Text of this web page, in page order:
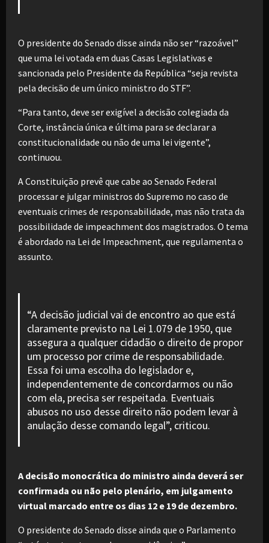
O presidente do Senado disse ainda não ser “razoável”
que uma lei votada em duas Casas Legislativas e
sancionada pelo Presidente da República “seja revista
pela decisão de um único ministro do STF”.
“Para tanto, deve ser exigível a decisão colegiada da
Corte, instância única e última para se declarar a
constitucionalidade ou não de uma lei vigente”,
continuou.
A Constituição prevê que cabe ao Senado Federal
processar e julgar ministros do Supremo no caso de
eventuais crimes de responsabilidade, mas não trata da
possibilidade de impeachment dos magistrados. O tema
é abordado na Lei de Impeachment, que regulamenta o
assunto.
“A decisão judicial vai de encontro ao que está
claramente previsto na Lei 1.079 de 1950, que
assegura a qualquer cidadão o direito de propor
um processo por crime de responsabilidade.
Essa foi uma escolha do legislador e,
independentemente de concordarmos ou não
com ela, precisa ser respeitada. Eventuais
abusos no uso desse direito não podem levar à
anulação desse comando legal”, criticou.
A decisão monocrática do ministro ainda deverá ser
confirmada ou não pelo plenário, em julgamento
virtual marcado entre os dias 12 e 19 de dezembro.
O presidente do Senado disse ainda que o Parlamento